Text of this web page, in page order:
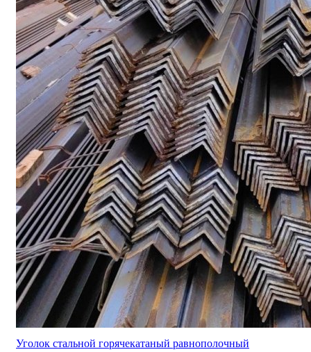
Уголок стальной горячекатаный равнополочный